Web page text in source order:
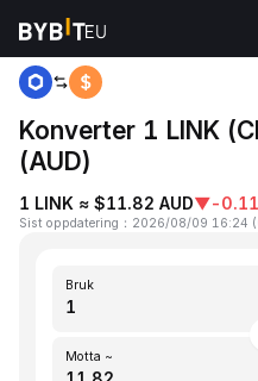
Hjem LINK to AUD
Konverter 1 LINK
(AUD)
1 LINK ≈ $11.82 AUD▼-
Sist oppdatering ： 2026/08/09 16:24 (
Bruk
Motta ~